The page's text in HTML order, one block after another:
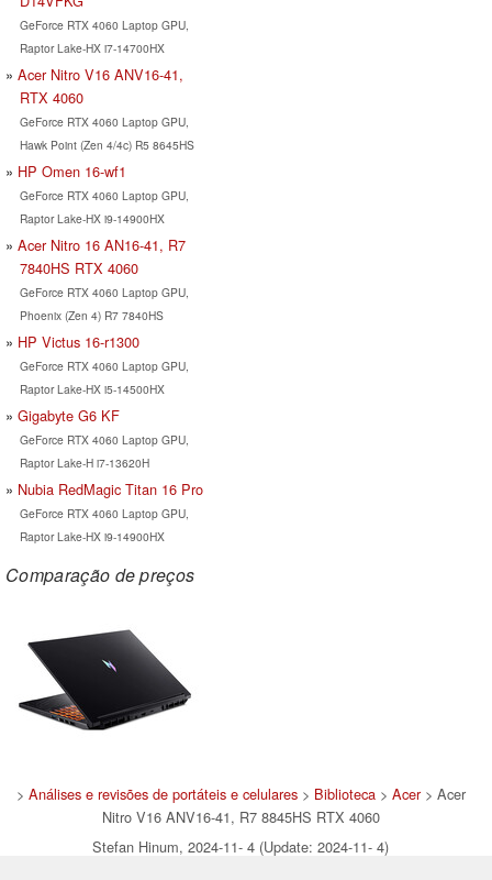
GeForce RTX 4060 Laptop GPU,
Raptor Lake-HX i7-14700HX
Acer Nitro V16 ANV16-41,
RTX 4060
GeForce RTX 4060 Laptop GPU,
Hawk Point (Zen 4/4c) R5 8645HS
HP Omen 16-wf1
GeForce RTX 4060 Laptop GPU,
Raptor Lake-HX i9-14900HX
Acer Nitro 16 AN16-41, R7
7840HS RTX 4060
GeForce RTX 4060 Laptop GPU,
Phoenix (Zen 4) R7 7840HS
HP Victus 16-r1300
GeForce RTX 4060 Laptop GPU,
Raptor Lake-HX i5-14500HX
Gigabyte G6 KF
GeForce RTX 4060 Laptop GPU,
Raptor Lake-H i7-13620H
Nubia RedMagic Titan 16 Pro
GeForce RTX 4060 Laptop GPU,
Raptor Lake-HX i9-14900HX
Comparação de preços
> Análises e revisões de portáteis e celulares> Biblioteca> Acer> Acer
Nitro V16 ANV16-41, R7 8845HS RTX 4060
Stefan Hinum, 2024-11- 4 (Update: 2024-11- 4)